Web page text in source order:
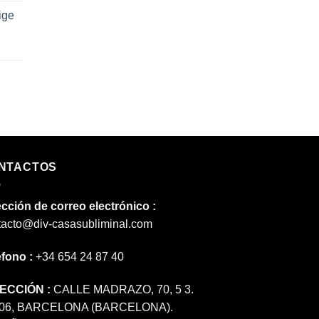
€.
€.
€.
de correo electrónico :
casasubliminal.com
: +34 654 24 87 40
: CALLE MADRAZO, 70, 5 3.
BARCELONA (BARCELONA).